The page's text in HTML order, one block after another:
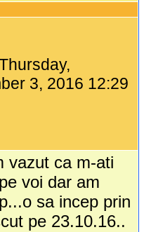
3, 2016 12:29
vazut ca m-ati
voi dar am
sa incep prin
pe 23.10.16..